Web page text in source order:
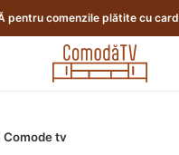
pentru comenzile plătite cu
Comode tv